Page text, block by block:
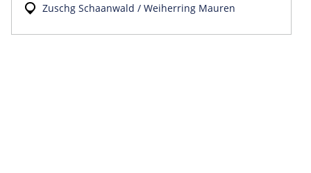
Zuschg Schaanwald / Weiherring Mauren